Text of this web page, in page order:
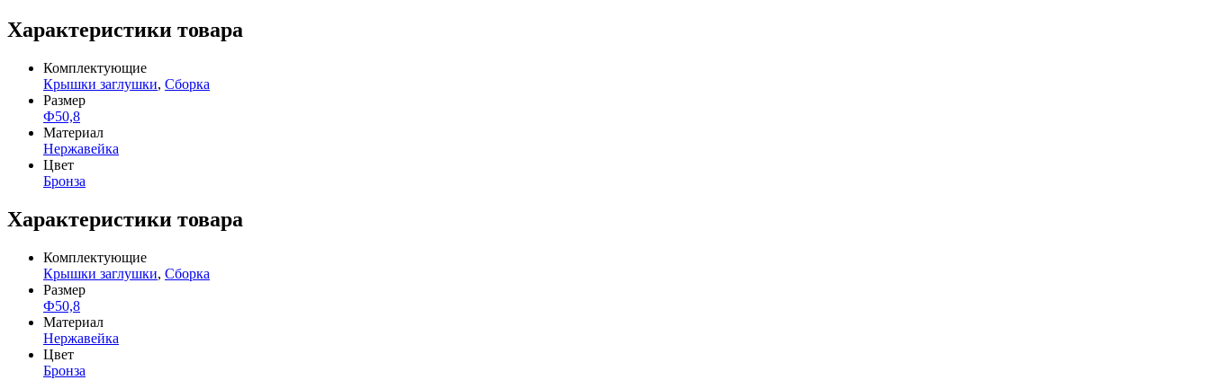
Характеристики товара
Комплектующие
Крышки заглушки, Сборка
Размер
Ф50,8
Материал
Нержавейка
Цвет
Бронза
Характеристики товара
Комплектующие
Крышки заглушки, Сборка
Размер
Ф50,8
Материал
Нержавейка
Цвет
Бронза